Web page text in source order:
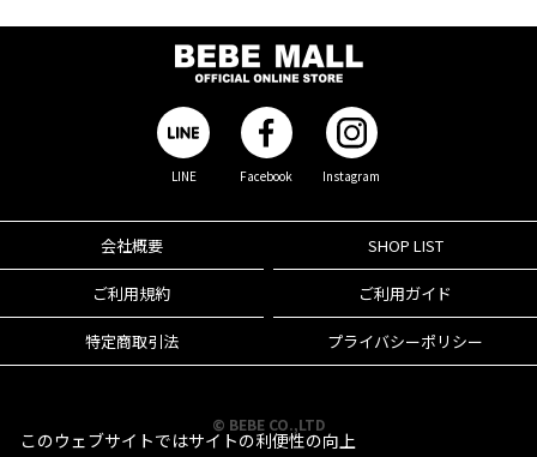
LINE Facebook Instagram
会社概要 SHOP LIST
ご利用規約 ご利用ガイド
特定商取引法 プライバシーポリシー
© BEBE CO.,LTD
このウェブサイトではサイトの利便性の向上